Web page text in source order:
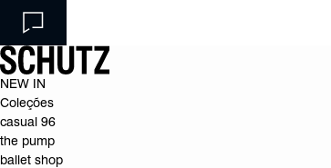
NEW IN
Coleções
casual 96
the pump
ballet shop